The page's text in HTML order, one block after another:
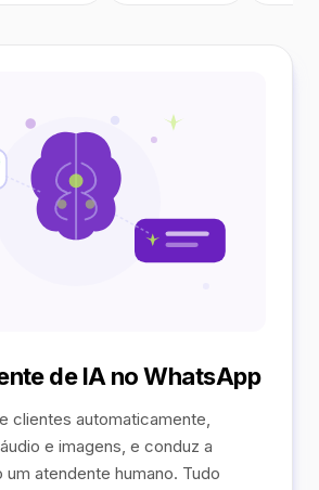
de IA no WhatsApp
clientes automaticamente,
e imagens, e conduz a
atendente humano. Tudo